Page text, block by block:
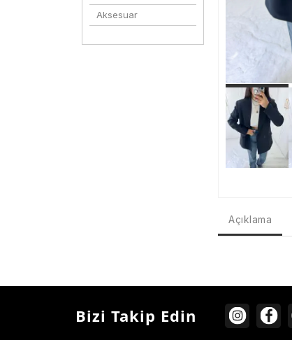
Aksesuar
Açıklama
Bizi Takip Edin